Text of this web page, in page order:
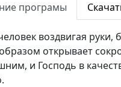
програмы
воздвигая
открывает
и Господь в